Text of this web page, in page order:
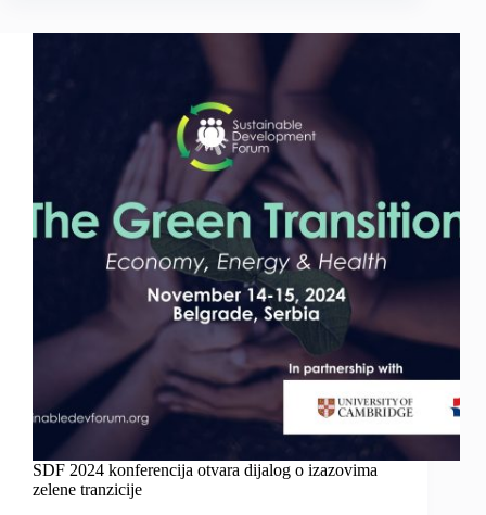
SDF 2024 konferencija otvara dijalog o izazovima
zelene tranzicije